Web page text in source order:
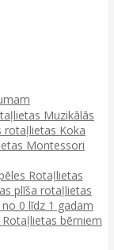
Muzikālās
rotaļlietas Koka
Montessori
Rotaļlietas
plīša rotaļlietas
0 līdz 1 gadam
Rotaļlietas bērniem